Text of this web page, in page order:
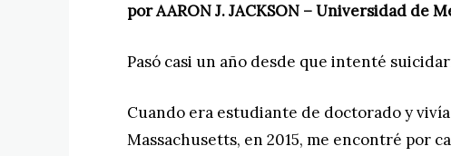
por AARON J. JACKSON – Universidad de
Pasó casi un año desde que intenté
Cuando era estudiante de doctorado y
Massachusetts, en 2015, me encontré por